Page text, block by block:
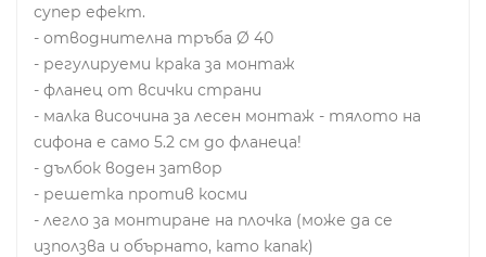
супер ефект.
- отводнителна тръба Ø 40
- регулируеми крака за монтаж
- фланец от всички страни
- малка височина за лесен монтаж - тялото на
сифона е само 5.2 см до фланеца!
- дълбок воден затвор
- решетка против косми
- легло за монтиране на плочка (може да се
използва и обърнато, като капак)